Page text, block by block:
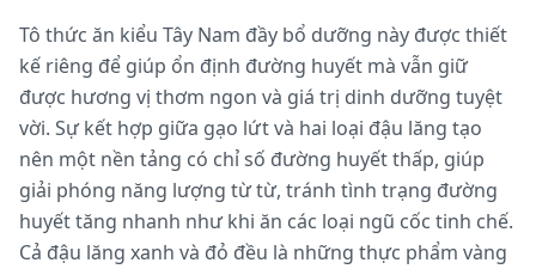
Tô thức ăn kiểu Tây Nam đầy bổ dưỡng này được thiết
kế riêng để giúp ổn định đường huyết mà vẫn giữ
được hương vị thơm ngon và giá trị dinh dưỡng tuyệt
vời. Sự kết hợp giữa gạo lứt và hai loại đậu lăng tạo
nên một nền tảng có chỉ số đường huyết thấp, giúp
giải phóng năng lượng từ từ, tránh tình trạng đường
huyết tăng nhanh như khi ăn các loại ngũ cốc tinh chế.
Cả đậu lăng xanh và đỏ đều là những thực phẩm vàng